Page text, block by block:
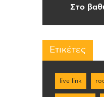
Στο
Ετικέτες
live link